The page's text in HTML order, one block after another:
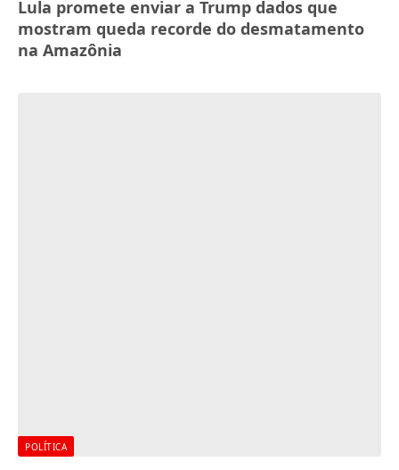
Lula promete enviar a Trump dados que
mostram queda recorde do desmatamento
na Amazônia
POLÍTICA